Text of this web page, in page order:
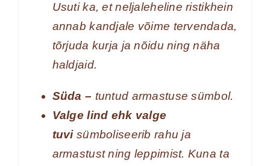
Usuti ka, et neljaleheline ristikhein
annab kandjale võime tervendada,
tõrjuda kurja ja nõidu ning näha
haldjaid.
Süda – tuntud armastuse sümbol.
Valge lind ehk valge
tuvi sümboliseerib rahu ja
armastust ning leppimist. Kuna ta